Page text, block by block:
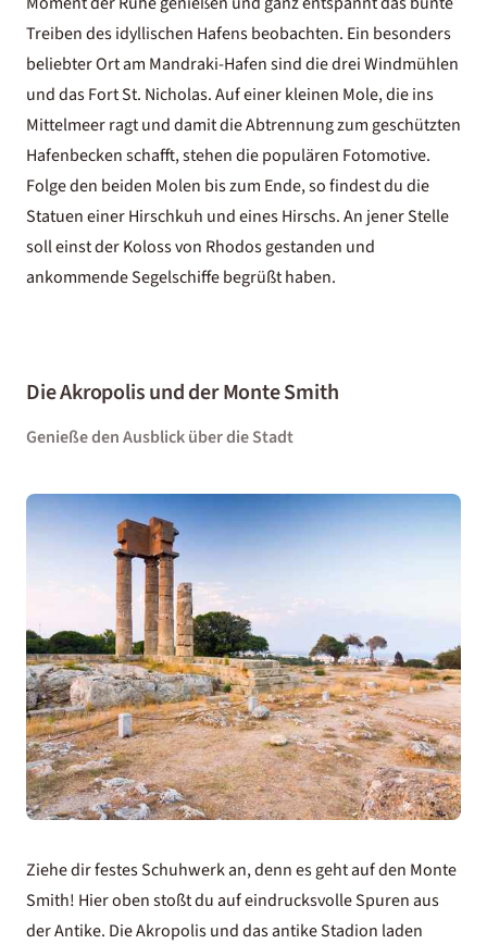
Treiben des idyllischen Hafens beobachten. Ein besonders
beliebter Ort am Mandraki-Hafen sind die drei Windmühlen
und das Fort St. Nicholas. Auf einer kleinen Mole, die ins
Mittelmeer ragt und damit die Abtrennung zum geschützten
Hafenbecken schafft, stehen die populären Fotomotive.
Folge den beiden Molen bis zum Ende, so findest du die
Statuen einer Hirschkuh und eines Hirschs. An jener Stelle
soll einst der Koloss von Rhodos gestanden und
ankommende Segelschiffe begrüßt haben.
Die Akropolis und der Monte Smith
Genieße den Ausblick über die Stadt
Ziehe dir festes Schuhwerk an, denn es geht auf den Monte
Smith! Hier oben stoßt du auf eindrucksvolle Spuren aus
der Antike. Die Akropolis und das antike Stadion laden